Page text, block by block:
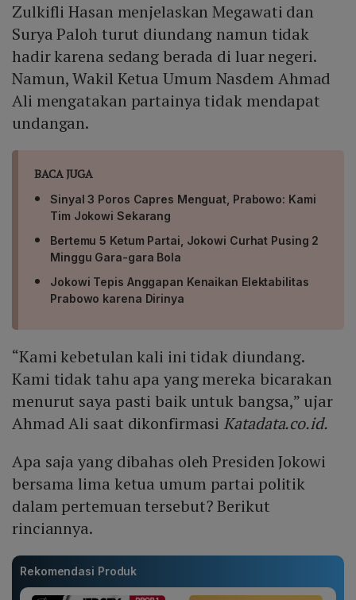
Zulkifli Hasan menjelaskan Megawati dan
Surya Paloh turut diundang namun tidak
hadir karena sedang berada di luar negeri.
Namun, Wakil Ketua Umum Nasdem Ahmad
Ali mengatakan partainya tidak mendapat
undangan.
BACA JUGA
Sinyal 3 Poros Capres Menguat, Prabowo: Kami
Tim Jokowi Sekarang
Bertemu 5 Ketum Partai, Jokowi Curhat Pusing 2
Minggu Gara-gara Bola
Jokowi Tepis Anggapan Kenaikan Elektabilitas
Prabowo karena Dirinya
“Kami kebetulan kali ini tidak diundang.
Kami tidak tahu apa yang mereka bicarakan
menurut saya pasti baik untuk bangsa,” ujar
Ahmad Ali saat dikonfirmasi Katadata.co.id.
Apa saja yang dibahas oleh Presiden Jokowi
bersama lima ketua umum partai politik
dalam pertemuan tersebut? Berikut
rinciannya.
Rekomendasi Produk